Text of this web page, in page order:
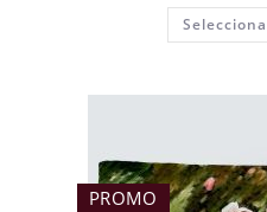
PROMO